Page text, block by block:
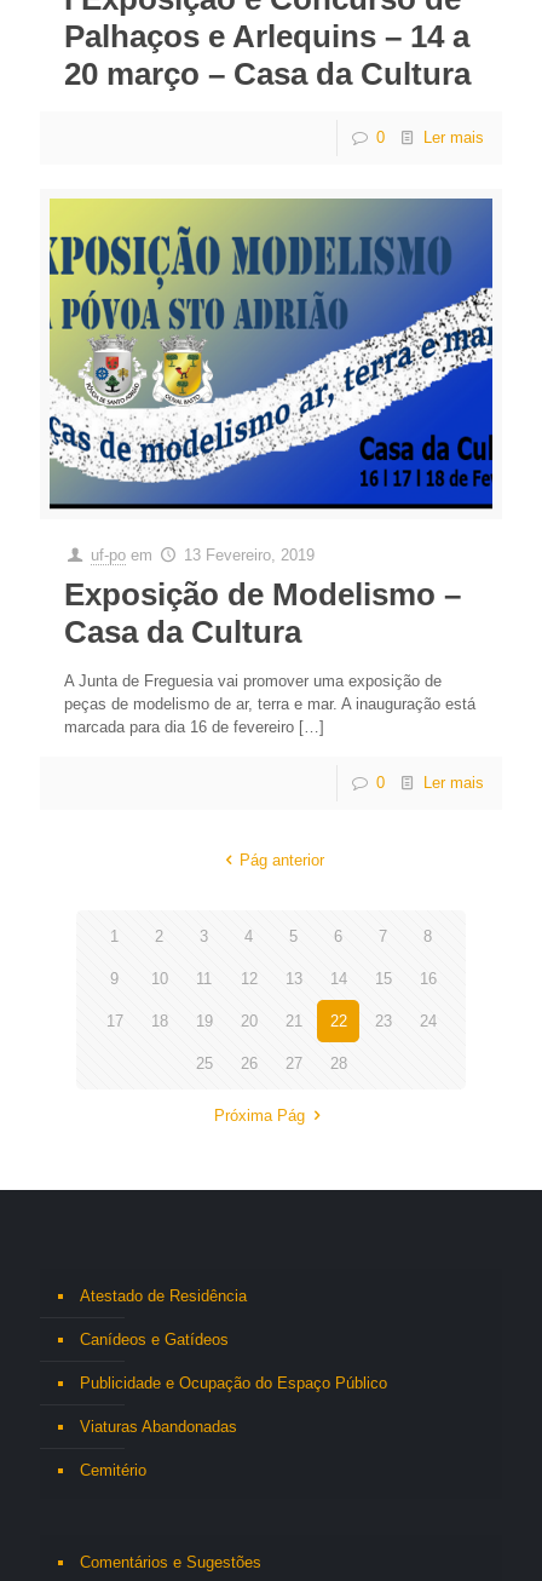
Palhaços e Arlequins – 14 a
20 março – Casa da Cultura
0 Ler mais
uf-po em 13 Fevereiro, 2019
Exposição de Modelismo –
Casa da Cultura
A Junta de Freguesia vai promover uma exposição de
peças de modelismo de ar, terra e mar. A inauguração está
marcada para dia 16 de fevereiro […]
0 Ler mais
Pág anterior
1 2 3 4 5 6 7 8
9 10 11 12 13 14 15 16
17 18 19 20 21 22 23 24
25 26 27 28
Próxima Pág
Atestado de Residência
Canídeos e Gatídeos
Publicidade e Ocupação do Espaço Público
Viaturas Abandonadas
Cemitério
Comentários e Sugestões